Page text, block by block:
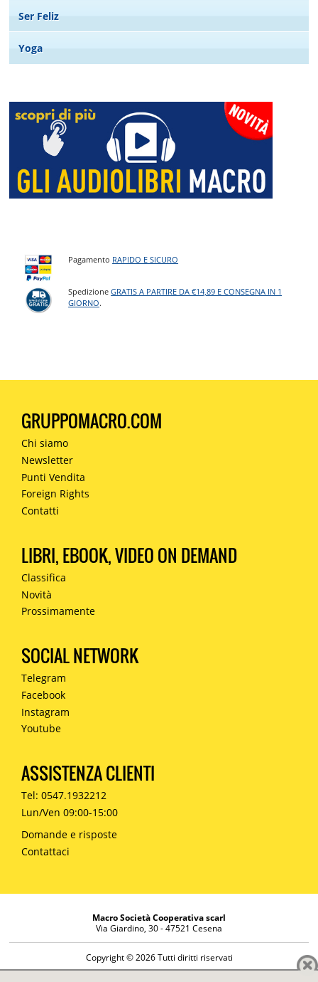
Ser Feliz
Yoga
Pagamento RAPIDO E SICURO
SpedizioneGRATIS A PARTIRE DA €14,89 E CONSEGNA IN 1
GIORNO.
GRUPPOMACRO.COM
Chi siamo
Newsletter
Punti Vendita
Foreign Rights
Contatti
LIBRI, EBOOK, VIDEO ON DEMAND
Classifica
Novità
Prossimamente
SOCIAL NETWORK
Telegram
Facebook
Instagram
Youtube
ASSISTENZA CLIENTI
Tel: 0547.1932212
Lun/Ven 09:00-15:00
Domande e risposte
Contattaci
Macro Società Cooperativa scarl
Via Giardino, 30 - 47521 Cesena
Copyright © 2026 Tutti diritti riservati